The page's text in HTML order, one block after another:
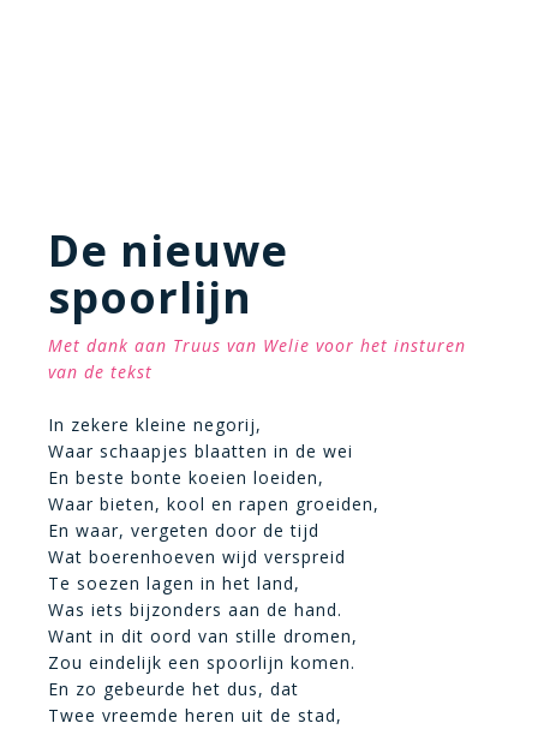
De nieuwe
spoorlijn
Met dank aan Truus van Welie voor het insturen
van de tekst
In zekere kleine negorij,
Waar schaapjes blaatten in de wei
En beste bonte koeien loeiden,
Waar bieten, kool en rapen groeiden,
En waar, vergeten door de tijd
Wat boerenhoeven wijd verspreid
Te soezen lagen in het land,
Was iets bijzonders aan de hand.
Want in dit oord van stille dromen,
Zou eindelijk een spoorlijn komen.
En zo gebeurde het dus, dat
Twee vreemde heren uit de stad,